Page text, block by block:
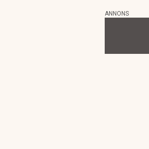
ANNONS